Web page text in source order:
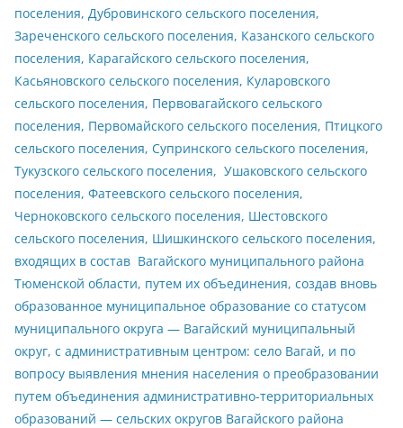
поселения, Дубровинского сельского поселения,
Зареченского сельского поселения, Казанского сельского
поселения, Карагайского сельского поселения,
Касьяновского сельского поселения, Куларовского
сельского поселения, Первовагайского сельского
поселения, Первомайского сельского поселения, Птицкого
сельского поселения, Супринского сельского поселения,
Тукузского сельского поселения, Ушаковского сельского
поселения, Фатеевского сельского поселения,
Черноковского сельского поселения, Шестовского
сельского поселения, Шишкинского сельского поселения,
входящих в состав Вагайского муниципального района
Тюменской области, путем их объединения, создав вновь
образованное муниципальное образование со статусом
муниципального округа — Вагайский муниципальный
округ, с административным центром: село Вагай, и по
вопросу выявления мнения населения о преобразовании
путем объединения административно-территориальных
образований — сельских округов Вагайского района